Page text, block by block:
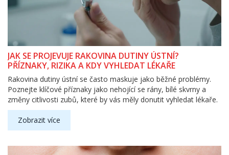
JAK SE PROJEVUJE RAKOVINA DUTINY ÚSTNÍ?
PŘÍZNAKY, RIZIKA A KDY VYHLEDAT LÉKAŘE
Rakovina dutiny ústní se často maskuje jako běžné problémy.
Poznejte klíčové příznaky jako nehojící se rány, bílé skvrny a
změny citlivosti zubů, které by vás měly donutit vyhledat lékaře.
Zobrazit více